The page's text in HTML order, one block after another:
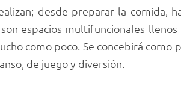
desde preparar la comida,
espacios multifuncionales llenos
como poco. Se concebirá como
de juego y diversión.